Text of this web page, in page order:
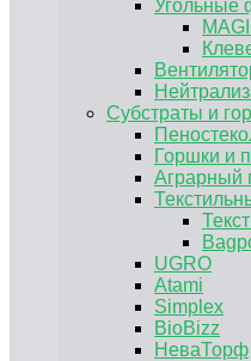
Simplex
BioBizz
НеваТорф
PLAGRON
Advanced
Контроль PH,
E-MODE
Растворы
Инструменты и
Угольные
Субстраты и
Горшки и
Аграрный
UGRO
Atami
Simplex
BioBizz
НеваТорф